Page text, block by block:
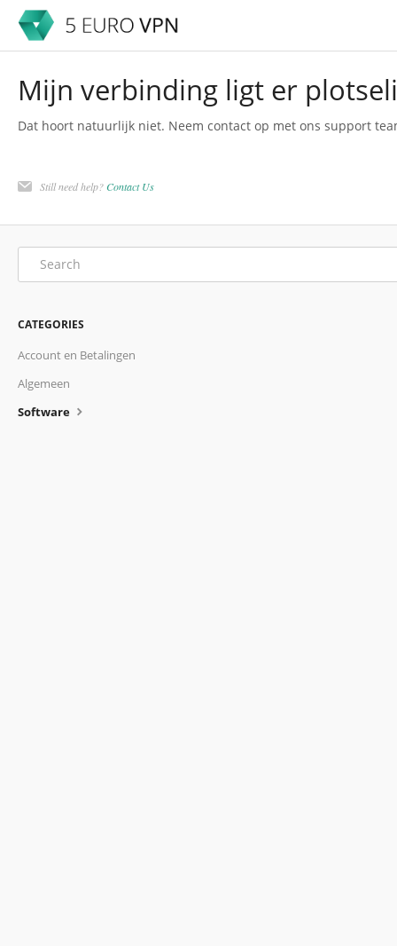
Mijn verbinding ligt er
Dat hoort natuurlijk niet. Neem contact op met ons support
Still need help?Contact Us
CATEGORIES
Account en Betalingen
Algemeen
Software